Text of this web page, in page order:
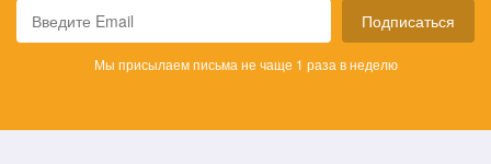
Подписаться
Мы присылаем письма не чаще 1 раза в неделю